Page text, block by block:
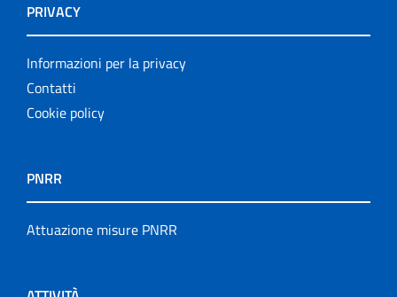
PRIVACY
Informazioni per la privacy
Contatti
Cookie policy
PNRR
Attuazione misure PNRR